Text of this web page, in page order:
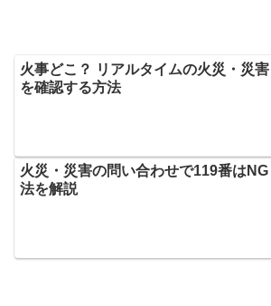
火事どこ？ リアルタイムの火災・災
を確認する方法
火災・災害の問い合わせで119番は
法を解説